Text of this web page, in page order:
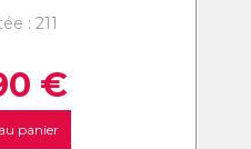
: 211
€
panier